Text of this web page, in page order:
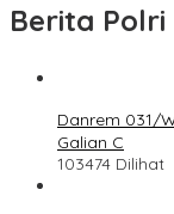
Berita Polri
Danrem 031/
Galian C
103474 Dilihat